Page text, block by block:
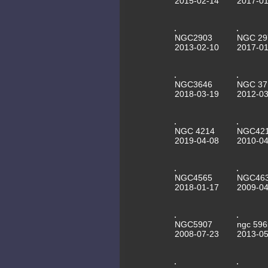
NGC2903
2013-02-10
NGC
2017-
NGC3646
2018-03-19
NGC
2012-
NGC 4214
2019-04-08
2010-
NGC4565
2018-01-17
2009-
NGC5907
2008-07-23
ngc
2013-